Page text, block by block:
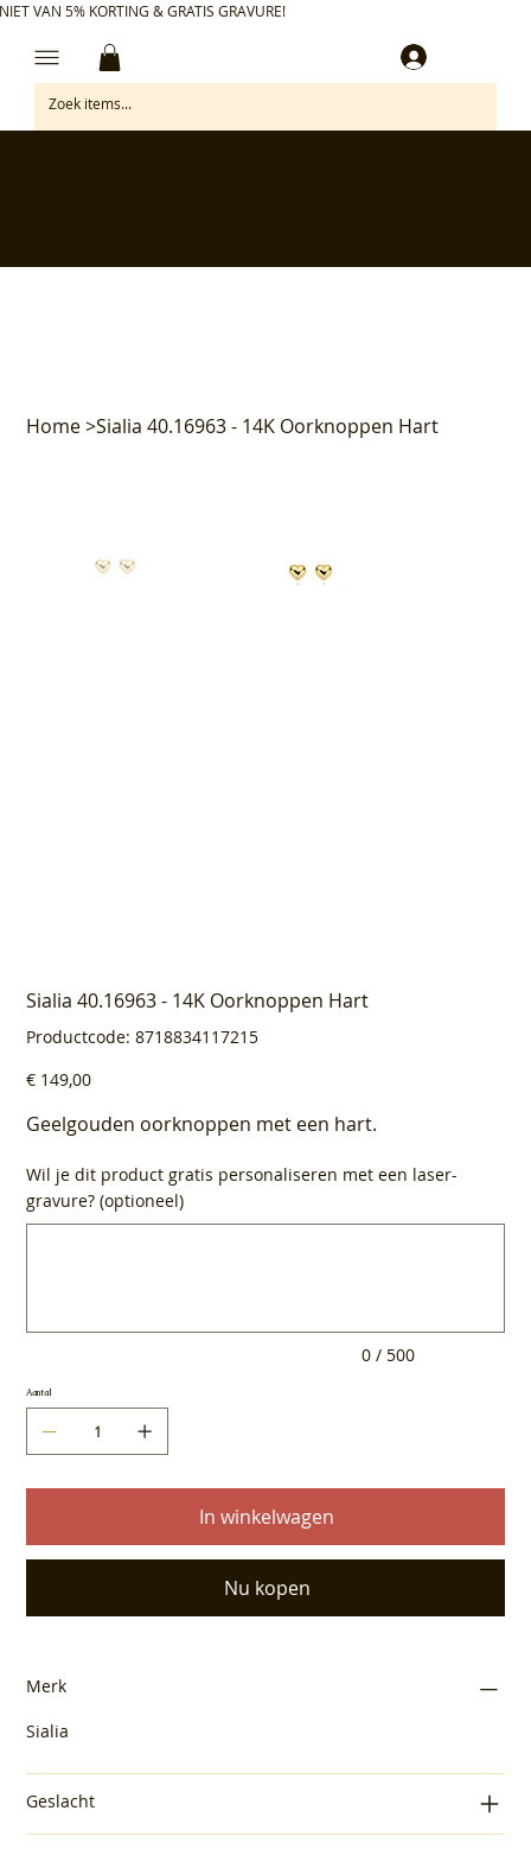
VAN 5% KORTING & GRATIS GRAVURE!
Home>Sialia 40.16963 - 14K Oorknoppen Hart
Sialia 40.16963 - 14K Oorknoppen Hart
Productcode: Productcode
8718834117215
8718834117215
Prijs
€ 149,00
Geelgouden oorknoppen met een hart.
Wil je dit product gratis personaliseren met een laser-
gravure? (optioneel)
0 / 500
Aantal
In winkelwagen
Nu kopen
Merk
Sialia
Geslacht